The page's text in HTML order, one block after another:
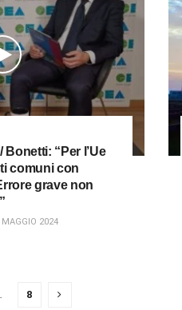
Bonetti: “Per l’Ue
comuni con
grave non
MAGGIO 2024
8